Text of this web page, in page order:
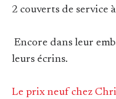
2 couverts de service
Encore dans leur
leurs écrins.
Le prix neuf chez